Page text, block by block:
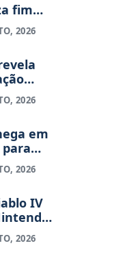
fim
2026
GTA
de2026
em
e PC
2026
IV
vai
2026